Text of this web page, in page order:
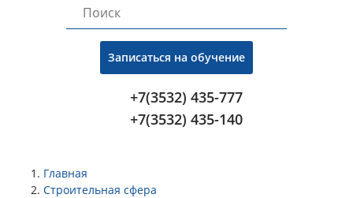
Записаться на обучение
+7(3532) 435-777
+7(3532) 435-140
Главная
Строительная сфера